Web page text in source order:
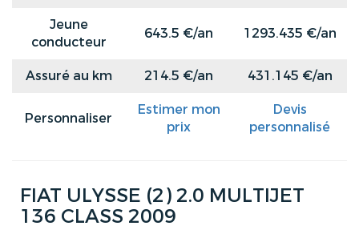
Jeune
conducteur
643.5 €/an 1293.435 €/an
Assuré au km 214.5 €/an 431.145 €/an
Personnaliser
Estimer mon
prix
Devis
personnalisé
FIAT ULYSSE (2) 2.0 MULTIJET
136 CLASS 2009